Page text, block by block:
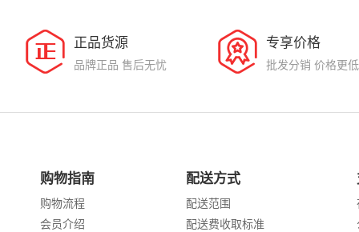
正品货源
品牌正品 售后无忧
专享价格
批发分销 价格更低
购物指南
购物流程
会员介绍
配送方式
配送范围
配送费收取标准